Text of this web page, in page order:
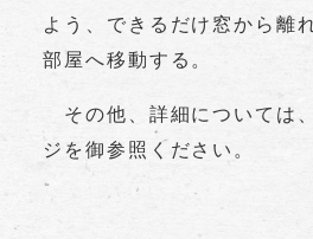
よう、できるだけ窓から離
部屋へ移動する。
その他、詳細については
ジを御参照ください。